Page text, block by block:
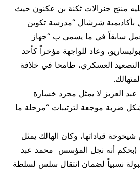
منتج جنرالات ثكنة بن عكنون حيث
بأكاديمية شرشال “مدرسة تكوين
وعمل سابقاً في ما يسمى ب “جهاز
وعاد للواجهة مؤخراً كأحد
العسكري، طامحا في خلافة
العزيز لا يمثل مجرد خسارة
ضربة موجعة لترتيبات “مرحلة ما
قياداتها، وكان الهالك يمثل
(بحكم أنه نجل المؤسس محمد عبد
نسبياً لضمان انتقال سلس لسلطة